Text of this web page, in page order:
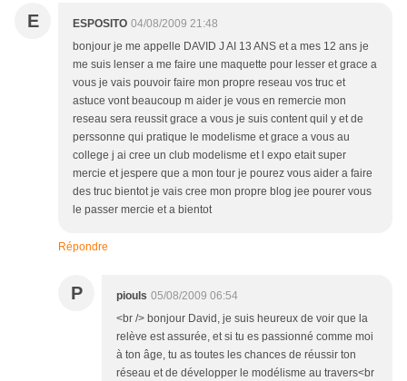
E ESPOSITO 04/08/2009 21:48
bonjour je me appelle DAVID J AI 13 ANS et a mes 12 ans je
me suis lenser a me faire une maquette pour lesser et grace a
vous je vais pouvoir faire mon propre reseau vos truc et
astuce vont beaucoup m aider je vous en remercie mon
reseau sera reussit grace a vous je suis content quil y et de
perssonne qui pratique le modelisme et grace a vous au
college j ai cree un club modelisme et l expo etait super
mercie et jespere que a mon tour je pourez vous aider a faire
des truc bientot je vais cree mon propre blog jee pourer vous
le passer mercie et a bientot
Répondre
P piouls 05/08/2009 06:54
<br /> bonjour David, je suis heureux de voir que la
relève est assurée, et si tu es passionné comme moi
à ton âge, tu as toutes les chances de réussir ton
réseau et de développer le modélisme au travers<br